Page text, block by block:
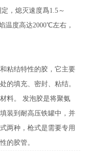
，熄灭速度爲1.5～
温度高达2000℃左右，
粘结特性的胶，它主要
的填充、密封、粘结。
料。 发泡胶是将聚氨
装到耐高压铁罐中，并
两种，枪式是需要专用
的胶管。